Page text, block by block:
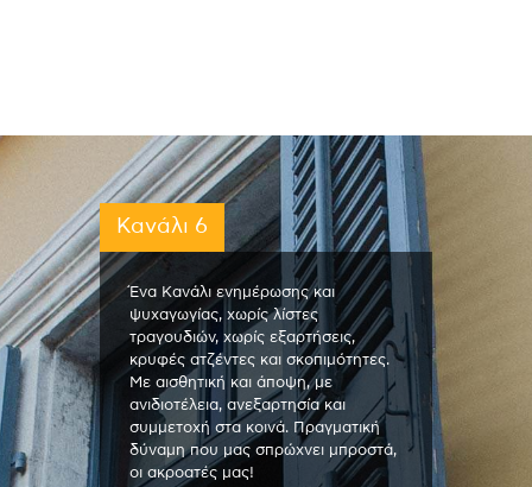
Κανάλι 6
Ένα Κανάλι ενημέρωσης και
ψυχαγωγίας, χωρίς λίστες
τραγουδιών, χωρίς εξαρτήσεις,
κρυφές ατζέντες και σκοπιμότητες.
Με αισθητική και άποψη, με
ανιδιοτέλεια, ανεξαρτησία και
συμμετοχή στα κοινά. Πραγματική
δύναμη που μας σπρώχνει μπροστά,
οι ακροατές μας!